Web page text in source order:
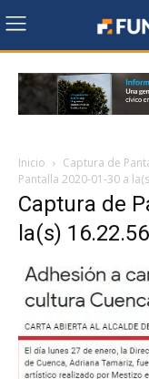
Inicio Captura de
Pantalla 2020-01-30 a
Captura de
la(s) 16.22.56